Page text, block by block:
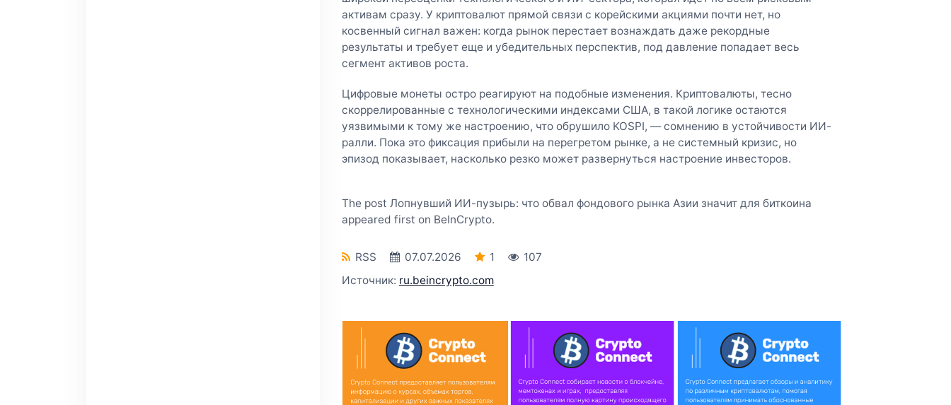
активам сразу. У криптовалют прямой связи с корейскими акциями почти нет, но
косвенный сигнал важен: когда рынок перестает вознаждать даже рекордные
результаты и требует еще и убедительных перспектив, под давление попадает весь
сегмент активов роста.
Цифровые монеты остро реагируют на подобные изменения. Криптовалюты, тесно
скоррелированные с технологическими индексами США, в такой логике остаются
уязвимыми к тому же настроению, что обрушило KOSPI, — сомнению в устойчивости ИИ-
ралли. Пока это фиксация прибыли на перегретом рынке, а не системный кризис, но
эпизод показывает, насколько резко может развернуться настроение инвесторов.
The post Лопнувший ИИ-пузырь: что обвал фондового рынка Азии значит для биткоина
appeared first on BeInCrypto.
RSS 07.07.2026 1
107
Источник: ru.beincrypto.com